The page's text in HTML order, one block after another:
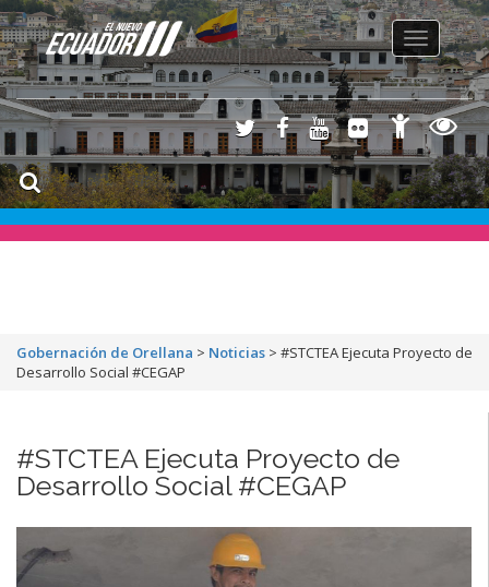
Toggle
navigation
Gobernación de Orellana > Noticias > #STCTEA Ejecuta Proyecto de
Desarrollo Social #CEGAP
#STCTEA Ejecuta Proyecto de
Desarrollo Social #CEGAP